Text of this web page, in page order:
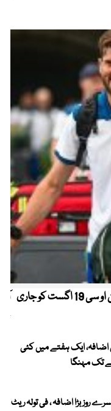
کیریبین پریمیئر لیگ ، قومی کرکٹرز کو این او سی 19 اگست کو جاری
ایک ہفتے میں کئی
بڑا اضافہ ، فی تولہ ریٹ